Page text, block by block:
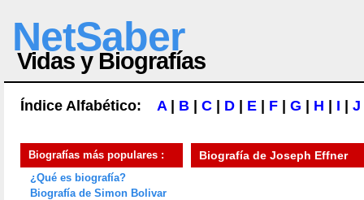
NetSaber
Vidas y Biografías
Índice Alfabético: A| B C D E F G H I J
Biografías más populares :
¿Qué es biografía?
Biografía de Simon Bolivar
Biografía de Joseph Effner